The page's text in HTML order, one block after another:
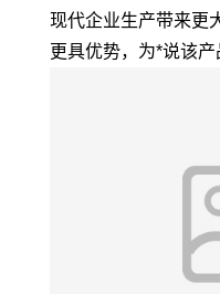
现代企业生产带来更
更具优势，为*说该产